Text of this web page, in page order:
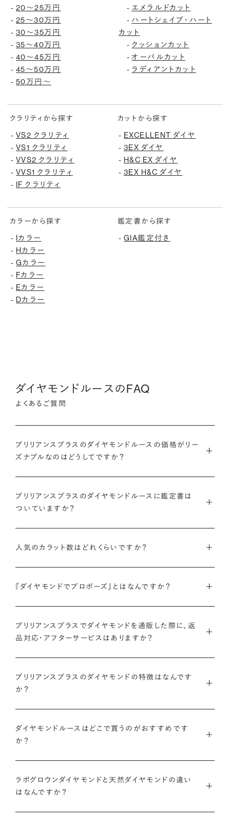
- 20〜25万円
- 25〜30万円
- 30〜35万円
- 35〜40万円
- 40〜45万円
- 45〜50万円
- 50万円〜
- エメラルドカット
- ハートシェイプ・ハート
カット
- クッションカット
-オーバルカット
- ラディアントカット
クラリティから探す
- VS2 クラリティ
- VS1 クラリティ
- VVS2 クラリティ
- VVS1 クラリティ
- IF クラリティ
カットから探す
- EXCELLENT ダイヤ
- 3EX ダイヤ
- H&C EX ダイヤ
- 3EX H&C ダイヤ
カラーから探す
- Iカラー
- Hカラー
- Gカラー
- Fカラー
- Eカラー
- Dカラー
鑑定書から探す
- GIA鑑定付き
ダイヤモンドルースのFAQ
よくあるご質問
ブリリアンスプラスのダイヤモンドルースの価格がリー
ズナブルなのはどうしてですか？
お届けすることで、中間マージンを大幅に省き、最適な価格と豊
富なバリエーションを実現しています。
想いを託すのにふさわしい高品質な輝きを、多くの方にご提供
ブリリアンスプラスのダイヤモンドルースに鑑定書は
ついていますか？
大手鑑定機関（第三者鑑定機関）が発行した鑑定書（ダイヤモン
さらに、ブリリアンスプラスでは自社で検査を実施し、独自に設
人気のカラット数はどれくらいですか？
さを兼ね備えた0.300〜0.399カラットが人気ですが、最近で
ブリリアンスプラスのダイヤモンド人気ランキングを見る
また、ブリリアンスプラスではお相手のお誕生日など、思い入れ
のある日付にちなんだカラット数にする『アニバーサリーダイヤ
アニバーサリーダイヤモンドについて
『ダイヤモンドでプロポーズ』とはなんですか？
成功したらパートナーと一緒に婚約指輪やネックレスのデザイ
ンを選ぶ、新しいプロポーズの形です。
ご用意しているため、思い出の日にちなんだカラット数のダイヤ
モンドや、ペアシェイプやエメラルドカットなどお相手の印象に
ダイヤモンドでプロポーズについて
ロポーズを叶えるために、オリジナルのギフトボックスの『サプ
ブリリアンスプラスでダイヤモンドを通販した際に、返
品対応・アフターサービスはありますか？
間の返品保証を設けています。
愛用いただけるよう、充実したアフターケアサービスもご用意し
ております。
※商品の種類や状態などにより、サービスを承れない場合がご
ざいます。予めご了承ください
ブリリアンスプラスのダイヤモンドの特徴はなんです
か？
種類、品質、価格に至るまで、あらゆる価値観に合う多様なダイ
ヤモンドをご用意しています。一般的な天然のラウンドシェイプ
・業界の当たり前にとらわれない適正価格と透明性
ダイヤモンドルースはどこで買うのがおすすめです
か？
ドや店舗を選ぶことをおすすめします。
ラボグロウンダイヤモンドと天然ダイヤモンドの違い
はなんですか？